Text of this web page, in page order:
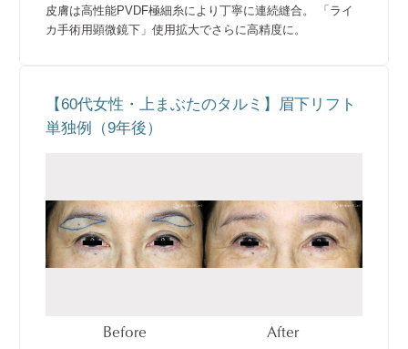
皮膚は高性能PVDF極細糸により丁寧に連続縫合。 「ライ
カ手術用顕微鏡下」使用拡大でさらに高精度に。
【60代女性・上まぶたのタルミ】眉下リフト
単独例（9年後）
Before After